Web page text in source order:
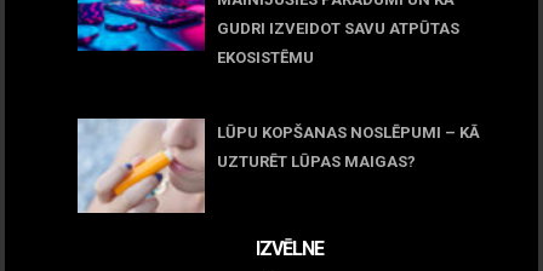
GUDRI IZVEIDOT SAVU ATPŪTAS
EKOSISTĒMU
LŪPU KOPŠANAS NOSLĒPUMI – KĀ
UZTURĒT LŪPAS MAIGAS?
IZVĒLNE